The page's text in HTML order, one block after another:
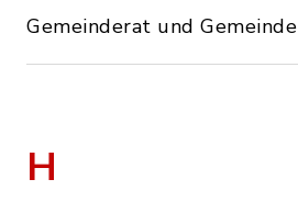
Gemeinderat und Gemeinde
H